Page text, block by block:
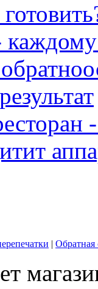
| Обратная